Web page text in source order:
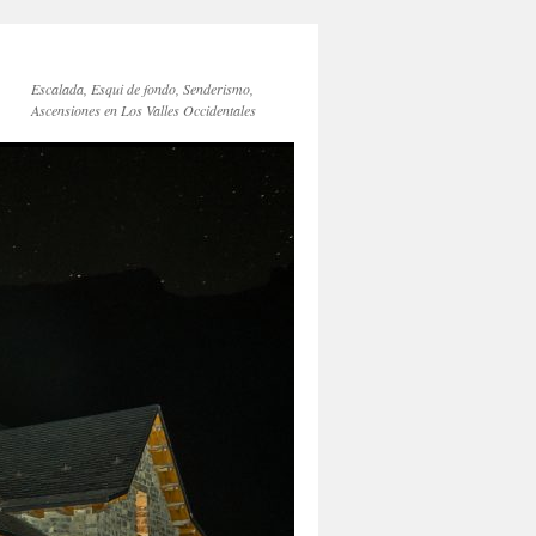
Escalada, Esqui de fondo, Senderismo,
Ascensiones en Los Valles Occidentales